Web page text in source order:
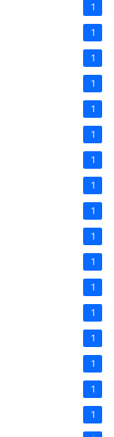
1
1
1
1
1
1
1
1
1
1
1
1
1
1
1
1
1